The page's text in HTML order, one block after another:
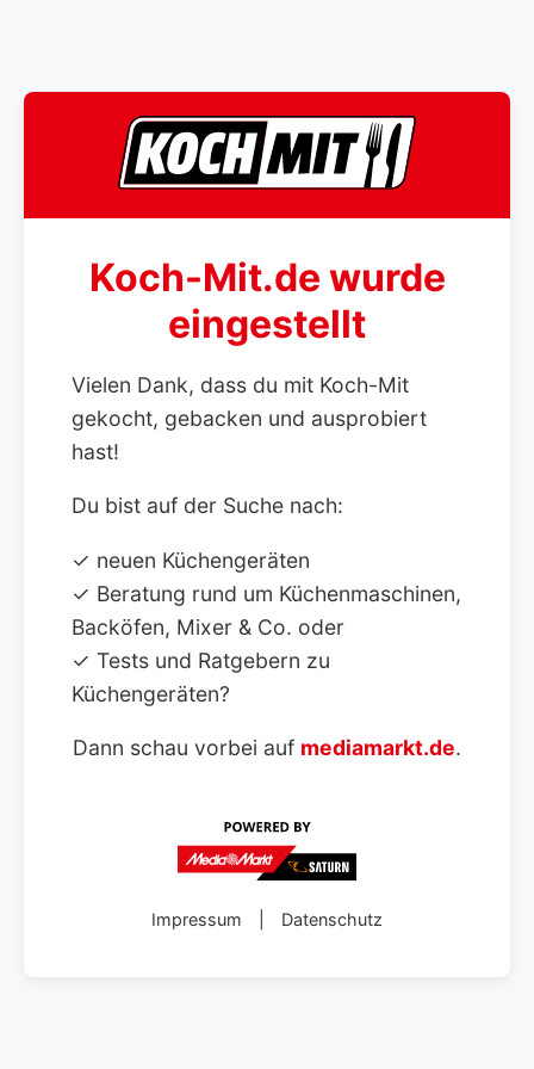
Koch-Mit.de wurde
eingestellt
Vielen Dank, dass du mit Koch-Mit
gekocht, gebacken und ausprobiert
hast!
Du bist auf der Suche nach:
✓ neuen Küchengeräten
✓ Beratung rund um Küchenmaschinen,
Backöfen, Mixer & Co. oder
✓ Tests und Ratgebern zu
Küchengeräten?
Dann schau vorbei auf mediamarkt.de.
Impressum Datenschutz